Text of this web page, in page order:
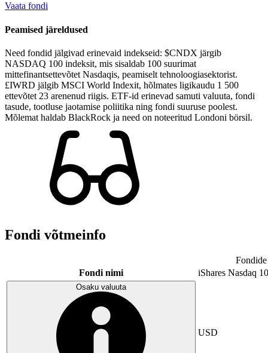
Vaata fondi
Peamised järeldused
Need fondid jälgivad erinevaid indekseid: $CNDX järgib
NASDAQ 100 indeksit, mis sisaldab 100 suurimat
mittefinantsettevõtet Nasdaqis, peamiselt tehnoloogiasektorist.
£IWRD jälgib MSCI World Indexit, hõlmates ligikaudu 1 500
ettevõtet 23 arenenud riigis. ETF-id erinevad samuti valuuta, fondi
tasude, tootluse jaotamise poliitika ning fondi suuruse poolest.
Mõlemat haldab BlackRock ja need on noteeritud Londoni börsil.
Fondi võtmeinfo
Fondi nimi
iShares Nasdaq
Osaku valuuta
USD